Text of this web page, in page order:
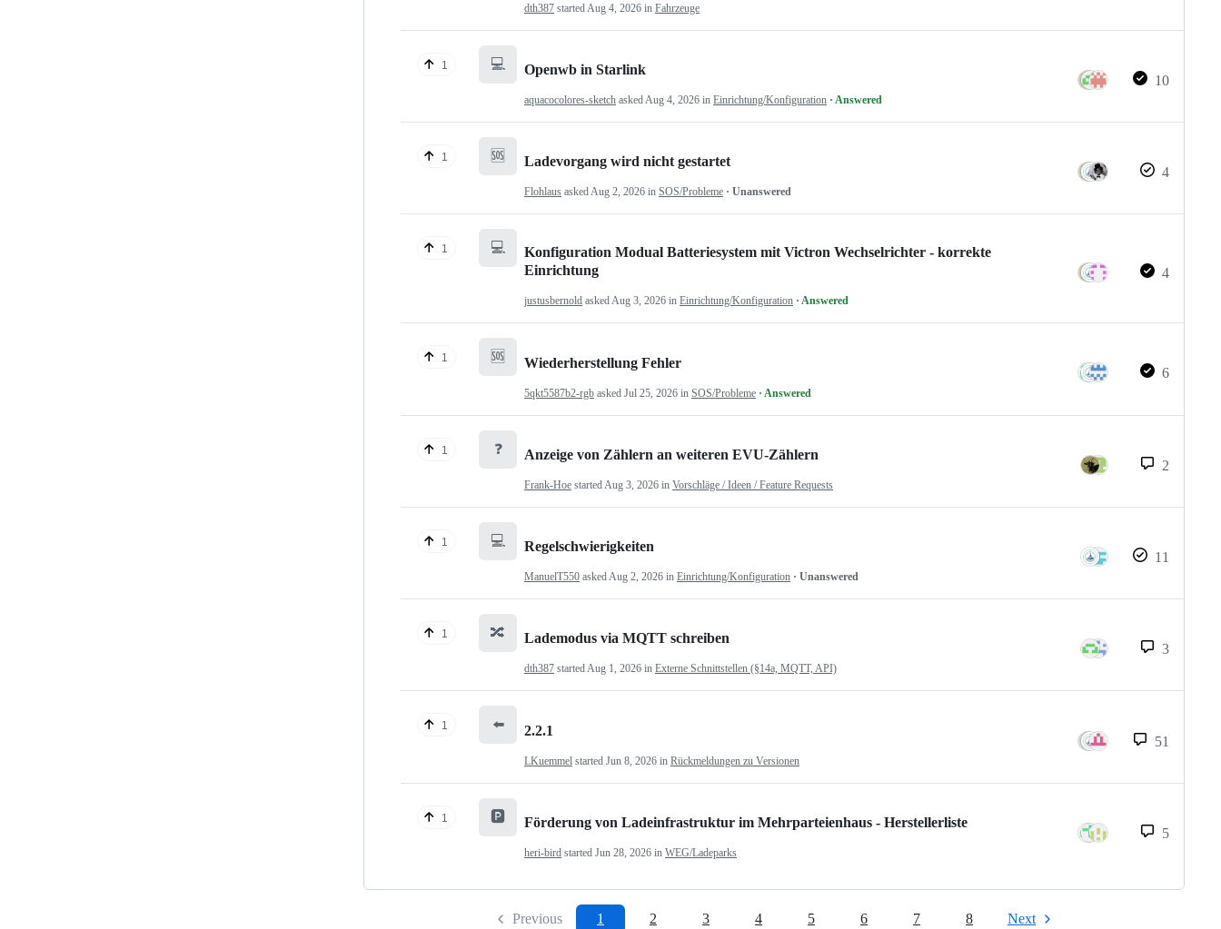
dth387 started Aug 4, 2026 in Fahrzeuge
1 💻 Openwb in Starlink
aquacocolores-sketch askedAug 4, 2026 in Einrichtung/Konfiguration · Answered
10
1 🆘 Ladevorgang wird nicht gestartet
Flohlaus askedAug 2, 2026 in SOS/Probleme · Unanswered
4
1 💻
Konfiguration Modual Batteriesystem mit Victron Wechselrichter - korrekte
Einrichtung
justusbernold askedAug 3, 2026 in Einrichtung/Konfiguration · Answered
4
1 🆘 Wiederherstellung Fehler
5qkt5587b2-rgb asked Jul 25, 2026 in SOS/Probleme · Answered
6
1 ❓ Anzeige von Zählern an weiteren EVU-Zählern
Frank-Hoe startedAug 3, 2026 in Vorschläge / Ideen / Feature Requests
2
1 💻 Regelschwierigkeiten
ManuelT550 askedAug 2, 2026 in Einrichtung/Konfiguration · Unanswered
11
1 🔀 Lademodus via MQTT schreiben
dth387 startedAug 1, 2026 in Externe Schnittstellen (§14a, MQTT, API)
3
1 ⬅️ 2.2.1
LKuemmel started Jun 8, 2026 in Rückmeldungen zu Versionen
51
1 🅿️ Förderung von Ladeinfrastruktur im Mehrparteienhaus - Herstellerliste
heri-bird started Jun 28, 2026 in WEG/Ladeparks
5
Previous 1 2 3 4 5 6 7 8 Next